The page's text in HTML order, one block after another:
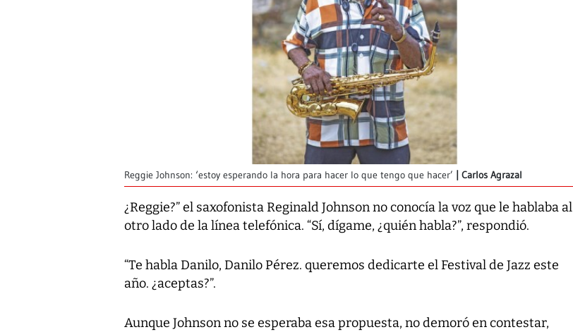
Reggie Johnson: ‘estoy esperando la hora para hacer lo que tengo que hacer’ Carlos Agrazal
¿Reggie?” el saxofonista Reginald Johnson no conocía la voz que le hablaba al
otro lado de la línea telefónica. “Sí, dígame, ¿quién habla?”, respondió.
“Te habla Danilo, Danilo Pérez. queremos dedicarte el Festival de Jazz este
año. ¿aceptas?”.
Aunque Johnson no se esperaba esa propuesta, no demoró en contestar,